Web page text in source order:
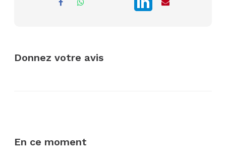
Donnez votre avis
En ce moment